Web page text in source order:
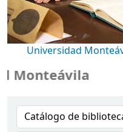
Universidad